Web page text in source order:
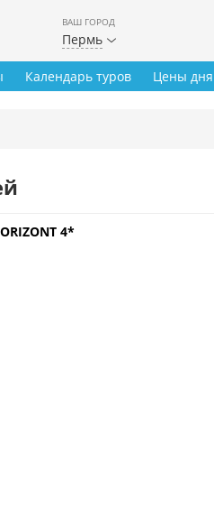
ВАШ ГОРОД
Пермь
Календарь туров Цены дня
4*